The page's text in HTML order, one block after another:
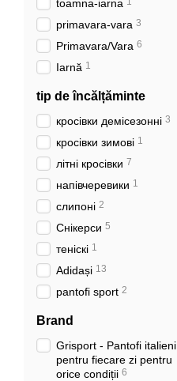
toamna-iarna
primavara-vara 3
Primavara/Vara 6
Iarnă 1
tip de încălțăminte
кросівки демісезонні 3
кросівки зимові 1
літні кросівки 7
напівчеревики 1
слипоні 2
Снікерси 5
теніскі 1
Adidași 13
pantofi sport 2
Brand
Grisport - Pantofi italieni
pentru fiecare zi pentru
orice condiții 6